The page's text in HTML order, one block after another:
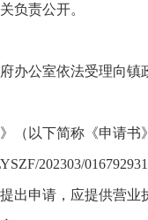
负责公开。
办公室依法受理向镇
（以下简称《申请
202303/
出申请，应提供营业